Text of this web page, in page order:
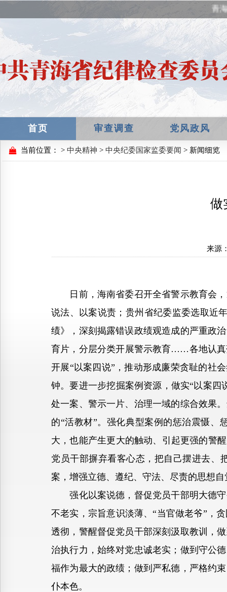
青
首页 审查调查 党风政风
当前位置： > 中央精神 > 中央纪委国家监委要闻 > 新闻细览
做
来源
日前，海南省委召开全省警示教育会，
说法、以案说责；贵州省纪委监委选取近
绩》，深刻揭露错误政绩观造成的严重政
育片，分层分类开展警示教育……各地认真
开展“以案四说”，推动形成廉荣贪耻的社
钟。要进一步挖掘案例资源，做实“以案
处一案、警示一片、治理一域的综合效果
的“活教材”。强化典型案例的惩治震慑、
大，也能产生更大的触动、引起更强的警
党员干部摒弃看客心态，把自己摆进去、
案，增强立德、遵纪、守法、尽责的思想
强化以案说德，督促党员干部明大德守
不老实，宗旨意识淡薄、“当官做老爷”，
透彻，警醒督促党员干部深刻汲取教训，
治执行力，始终对党忠诚老实；做到守公
福作为最大的政绩；做到严私德，严格约
仆本色。